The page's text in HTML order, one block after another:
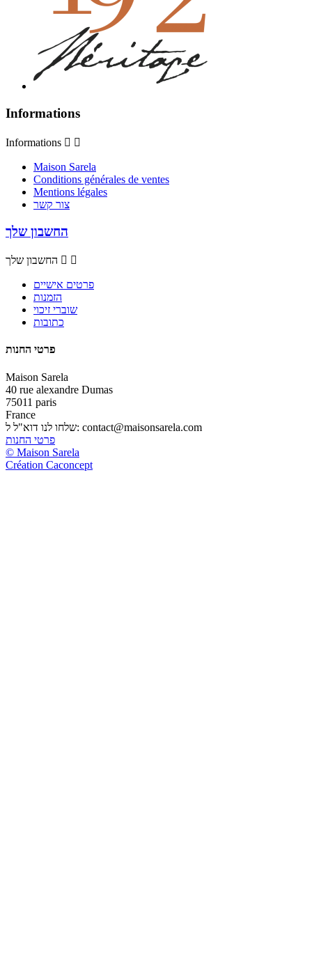
Informations
Informations  
Maison Sarela
Conditions générales de ventes
Mentions légales
צור קשר
החשבון שלך
החשבון שלך  
פרטים אישיים
הזמנות
שוברי זיכוי
כתובות
פרטי החנות
Maison Sarela
40 rue alexandre Dumas
75011 paris
France
שלחו לנו דוא"ל ל: contact@maisonsarela.com
פרטי החנות
© Maison Sarela
Création Caconcept